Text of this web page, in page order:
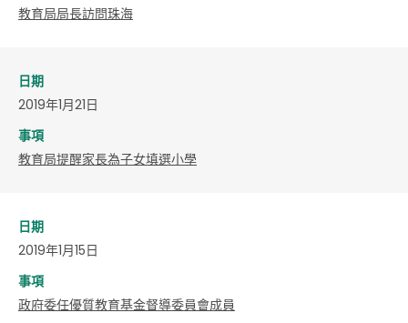
教育局局長訪問珠海
日期
2019年1月21日
事項
教育局提醒家長為子女填選小學
日期
2019年1月15日
事項
政府委任優質教育基金督導委員會成員